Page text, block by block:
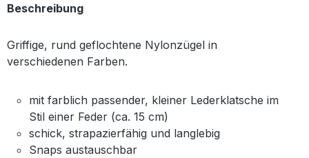
Beschreibung
Griffige, rund geflochtene Nylonzügel in
verschiedenen Farben.
mit farblich passender, kleiner Lederklatsche im
Stil einer Feder (ca. 15 cm)
schick, strapazierfähig und langlebig
Snaps austauschbar